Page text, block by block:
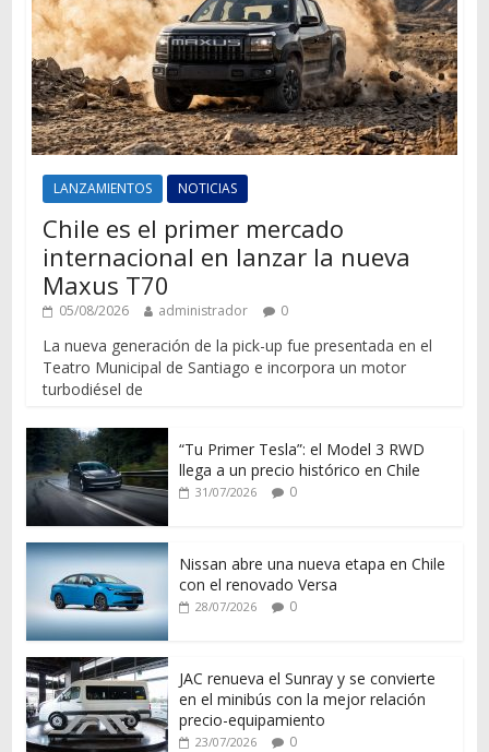
LANZAMIENTOS NOTICIAS
Chile es el primer mercado
internacional en lanzar la nueva
Maxus T70
05/08/2026 administrador 0
La nueva generación de la pick-up fue presentada en el
Teatro Municipal de Santiago e incorpora un motor
turbodiésel de
“Tu Primer Tesla”: el Model 3 RWD
llega a un precio histórico en Chile
31/07/2026 0
Nissan abre una nueva etapa en Chile
con el renovado Versa
28/07/2026 0
JAC renueva el Sunray y se convierte
en el minibús con la mejor relación
precio-equipamiento
23/07/2026 0